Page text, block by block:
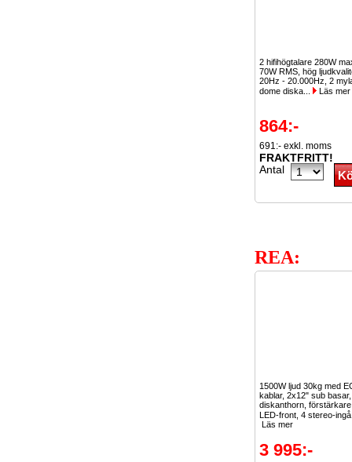
2 hifihögtalare 280W
70W RMS, hög
20Hz - 20.000Hz, 2
dome diska...
Läs mer
864:-
691:- exkl. moms
FRAKTFRITT!
Antal
REA:
1500W ljud 30kg med
kablar, 2x12" sub
diskanthorn,
LED-front, 4 stereo-
Läs mer
3 995:-